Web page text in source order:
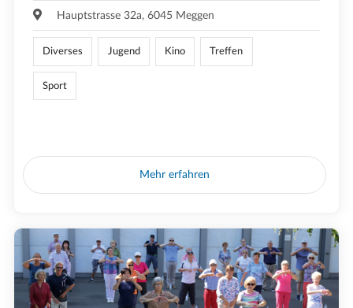
Hauptstrasse 32a, 6045 Meggen
Diverses Jugend Kino Treffen
Sport
Mehr erfahren